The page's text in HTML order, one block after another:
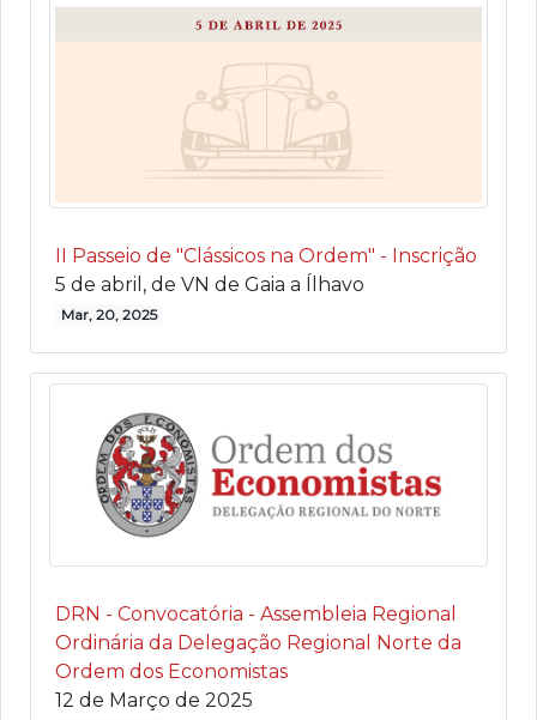
II Passeio de "Clássicos na Ordem" - Inscrição
5 de abril, de VN de Gaia a Ílhavo
Mar, 20, 2025
DRN - Convocatória - Assembleia Regional
Ordinária da Delegação Regional Norte da
Ordem dos Economistas
12 de Março de 2025